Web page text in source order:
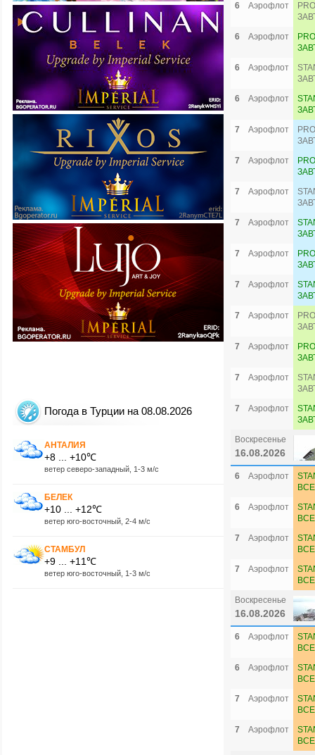
Погода в Турции на 08.08.2026
АНТАЛИЯ
+8 ... +10℃
ветер северо-западный, 1-3 м/с
БЕЛЕК
+10 ... +12℃
ветер юго-восточный, 2-4 м/с
СТАМБУЛ
+9 ... +11℃
ветер юго-восточный, 1-3 м/с
6
Аэрофлот
6
Аэрофлот
6
Аэрофлот
6
Аэрофлот
7
Аэрофлот
7
Аэрофлот
7
Аэрофлот
7
Аэрофлот
7
Аэрофлот
7
Аэрофлот
7
Аэрофлот
7
Аэрофлот
7
Аэрофлот
7
Аэрофлот
Воскресенье
16.08.2026
6 Аэрофлот
6
Аэрофлот
7
Аэрофлот
7
Аэрофлот
Воскресенье
16.08.2026
6 Аэрофлот
6
Аэрофлот
7
Аэрофлот
7
Аэрофлот